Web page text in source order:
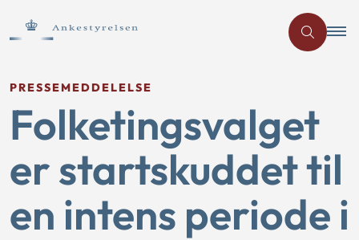
PRESSEMEDDELELSE
Folketingsvalget
er startskuddet til
en intens periode i